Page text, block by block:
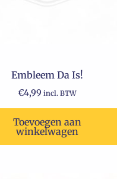
Embleem Da Is!
€4,99 incl. BTW
Toevoegen aan
winkelwagen